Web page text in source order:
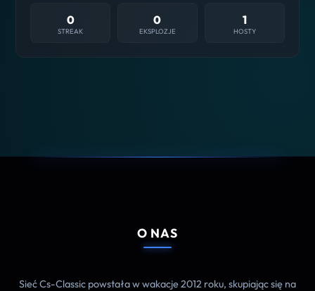
0
STREAK
0
EKSPLOZJE
1
HOSTY
O NAS
Sieć Cs-Classic powstała w wakacje 2012 roku, skupiając się na